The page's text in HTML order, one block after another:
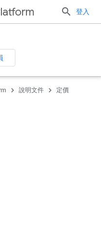
登入
說明文件 定價